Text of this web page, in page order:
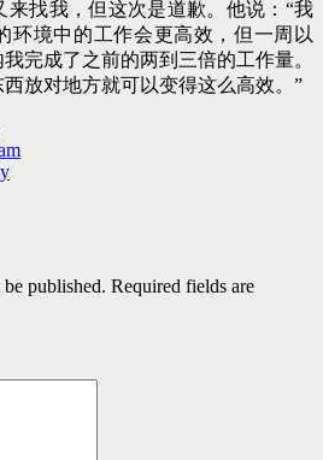
来找我，但这次是道歉。他说：“我
环境中的工作会更高效，但一周以
完成了之前的两到三倍的工作量。
放对地方就可以变得这么高效。”
published. Required fields are